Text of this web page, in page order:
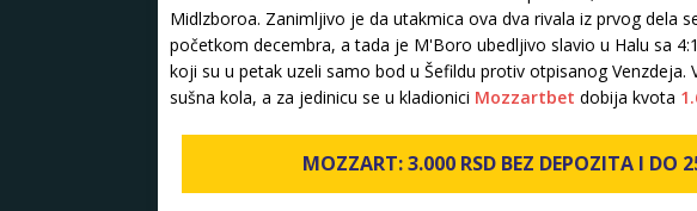
Midlzboroa. Zanimljivo je da utakmica ova dva rivala iz prvog dela
početkom decembra, a tada je M'Boro ubedljivo slavio u Halu sa
koji su u petak uzeli samo bod u Šefildu protiv otpisanog
sušna kola, a za jedinicu se u kladionici Mozzartbet dobija kvota
MOZZART: 3.000 RSD BEZ DEPOZITA I DO